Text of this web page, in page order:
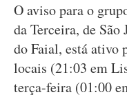
O aviso para o
da Terceira, de São
do Faial, está ativo
locais (21:03 em
terça-feira (01:00